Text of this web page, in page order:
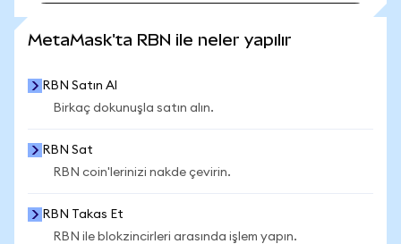
MetaMask'ta RBN ile neler yapılır
RBN Satın Al
Birkaç dokunuşla satın alın.
RBN Sat
RBN coin'lerinizi nakde çevirin.
RBN Takas Et
RBN ile blokzincirleri arasında işlem yapın.